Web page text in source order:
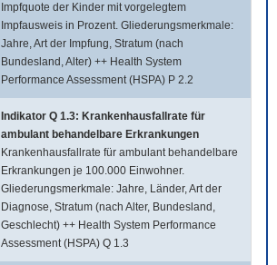
Impfquote der Kinder mit vorgelegtem
Impfausweis in Prozent. Gliederungsmerkmale:
Jahre, Art der Impfung, Stratum (nach
Bundesland, Alter) ++ Health System
Performance Assessment (HSPA) P 2.2
Indikator Q 1.3: Krankenhausfallrate für
ambulant behandelbare Erkrankungen
Krankenhausfallrate für ambulant behandelbare
Erkrankungen je 100.000 Einwohner.
Gliederungsmerkmale: Jahre, Länder, Art der
Diagnose, Stratum (nach Alter, Bundesland,
Geschlecht) ++ Health System Performance
Assessment (HSPA) Q 1.3